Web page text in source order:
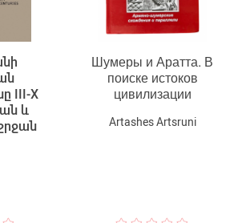
III-X
և
Шумеры и Аратта. В
поиске истоков
цивилизации
Artashes Artsruni